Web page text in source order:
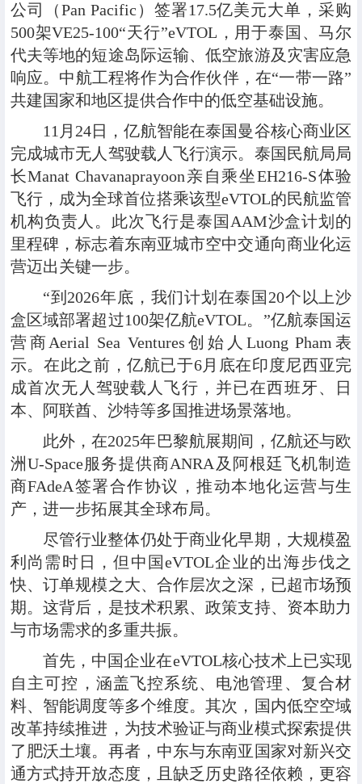
公司（Pan Pacific）签署17.5亿美元大单，采购
500架VE25-100“天行”eVTOL，用于泰国、马尔
代夫等地的短途岛际运输、低空旅游及灾害应急
响应。中航工程将作为合作伙伴，在“一带一路”
共建国家和地区提供合作中的低空基础设施。
11月24日，亿航智能在泰国曼谷核心商业区
完成城市无人驾驶载人飞行演示。泰国民航局局
长Manat Chavanaprayoon亲自乘坐EH216-S体验
飞行，成为全球首位搭乘该型eVTOL的民航监管
机构负责人。此次飞行是泰国AAM沙盒计划的
里程碑，标志着东南亚城市空中交通向商业化运
营迈出关键一步。
“到2026年底，我们计划在泰国20个以上沙
盒区域部署超过100架亿航eVTOL。”亿航泰国运
营商Aerial Sea Ventures创始人Luong Pham表
示。在此之前，亿航已于6月底在印度尼西亚完
成首次无人驾驶载人飞行，并已在西班牙、日
本、阿联酋、沙特等多国推进场景落地。
此外，在2025年巴黎航展期间，亿航还与欧
洲U-Space服务提供商ANRA及阿根廷飞机制造
商FAdeA签署合作协议，推动本地化运营与生
产，进一步拓展其全球布局。
尽管行业整体仍处于商业化早期，大规模盈
利尚需时日，但中国eVTOL企业的出海步伐之
快、订单规模之大、合作层次之深，已超市场预
期。这背后，是技术积累、政策支持、资本助力
与市场需求的多重共振。
首先，中国企业在eVTOL核心技术上已实现
自主可控，涵盖飞控系统、电池管理、复合材
料、智能调度等多个维度。其次，国内低空空域
改革持续推进，为技术验证与商业模式探索提供
了肥沃土壤。再者，中东与东南亚国家对新兴交
通方式持开放态度，且缺乏历史路径依赖，更容